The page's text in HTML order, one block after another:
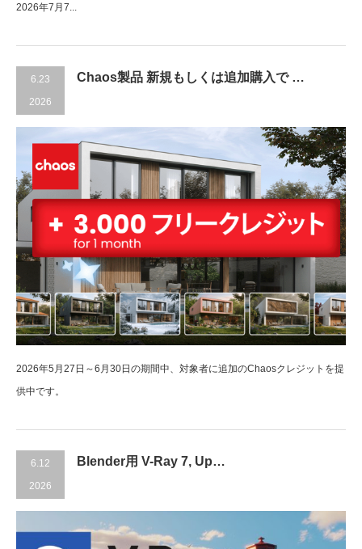
2026年7月7...
6.23
2026
Chaos製品 新規もしくは追加購入で …
2026年5月27日～6月30日の期間中、対象者に追加のChaosクレジットを提
供中です。
6.12
2026
Blender用 V-Ray 7, Up…